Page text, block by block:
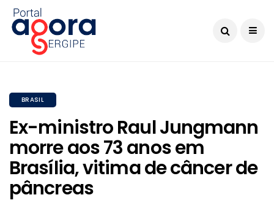
BRASIL
Ex-ministro Raul Jungmann
morre aos 73 anos em
Brasília, vitima de câncer de
pâncreas